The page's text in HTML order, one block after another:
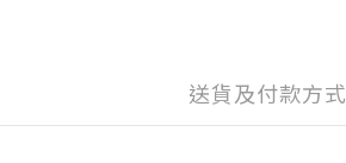
送貨及付款方式